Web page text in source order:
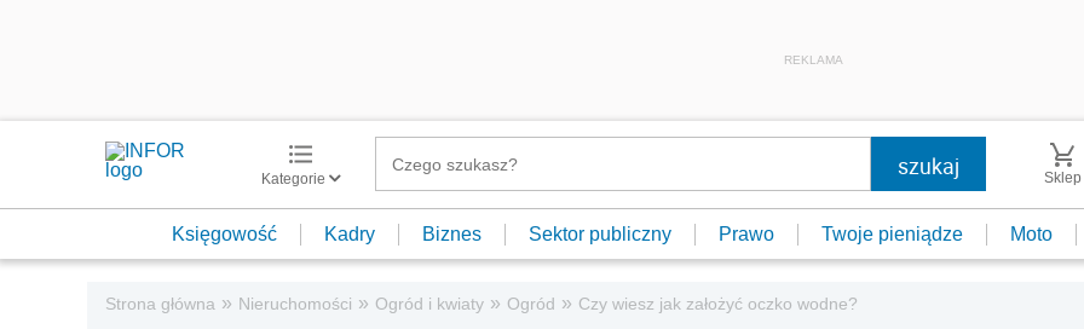
REKLAMA
Kategorie Sklep
Księgowość Kadry Biznes Sektor publiczny Prawo Twoje pieniądze Moto
Strona główna » Nieruchomości » Ogród i kwiaty » Ogród » Czy wiesz jak założyć oczko wodne?